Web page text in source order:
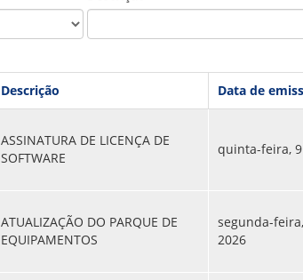
PPP - PERFIL
PROGRAMA QUALIDADE DE VIDA
SAÚDE DO TRABALHADOR
PUBLICAÇÕES
Descrição Data de
ASSINATURA DE LICENÇA DE
SOFTWARE
quinta-feira, 9
ATUALIZAÇÃO DO PARQUE DE
EQUIPAMENTOS
segunda-
2026